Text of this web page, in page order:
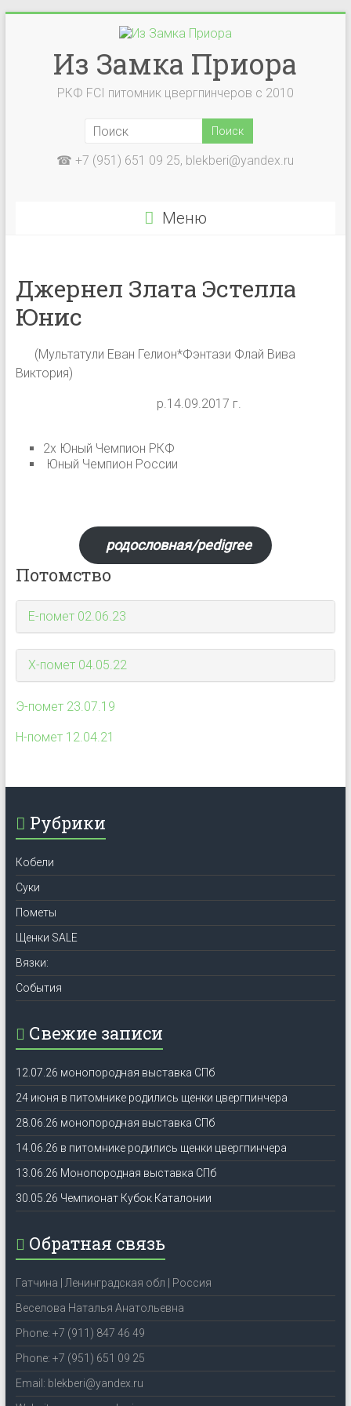
содержимомуИз Замка Приора
РКФ FCI питомник цвергпинчеров с 2010
☎ +7 (951) 651 09 25, blekberi@yandex.ru
Меню
Джернел Злата Эстелла
Юнис
(Мультатули Еван Гелион*Фэнтази Флай Вива
Виктория)
р.14.09.2017 г.
2х Юный Чемпион РКФ
Юный Чемпион России
родословная/pedigree
Потомство
Е-помет 02.06.23
Х-помет 04.05.22
Э-помет 23.07.19
Н-помет 12.04.21
Рубрики
Кобели
Суки
Пометы
Щенки SALE
Вязки:
События
Свежие записи
12.07.26 монопородная выставка СПб
24 июня в питомнике родились щенки цвергпинчера
28.06.26 монопородная выставка СПб
14.06.26 в питомнике родились щенки цвергпинчера
13.06.26 Монопородная выставка СПб
30.05.26 Чемпионат Кубок Каталонии
Обратная связь
Гатчина | Ленинградская обл | Россия
Веселова Наталья Анатольевна
Phone: +7 (911) 847 46 49
Phone: +7 (951) 651 09 25
Email: blekberi@yandex.ru